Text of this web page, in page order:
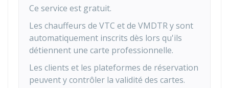
Ce service est gratuit.
Les chauffeurs de VTC et de VMDTR y sont
automatiquement inscrits dès lors qu'ils
détiennent une carte professionnelle.
Les clients et les plateformes de réservation
peuvent y contrôler la validité des cartes.